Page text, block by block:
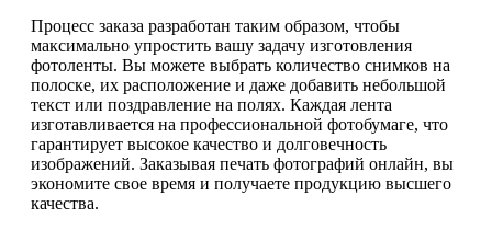
Процесс заказа разработан таким образом, чтобы
максимально упростить вашу задачу изготовления
фотоленты. Вы можете выбрать количество снимков на
полоске, их расположение и даже добавить небольшой
текст или поздравление на полях. Каждая лента
изготавливается на профессиональной фотобумаге, что
гарантирует высокое качество и долговечность
изображений. Заказывая печать фотографий онлайн, вы
экономите свое время и получаете продукцию высшего
качества.